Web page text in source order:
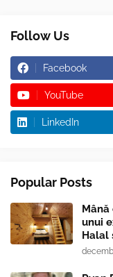
Follow Us
Facebook
YouTube
LinkedIn
Popular Posts
unui
Halal